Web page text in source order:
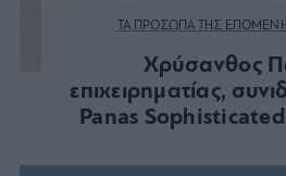
ΤΑ ΠΡΟΣΩΠΑ ΤΗΣ
Χρύσανθος
επιχειρηματίας,
Panas